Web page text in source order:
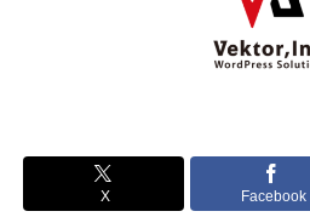
X Facebook